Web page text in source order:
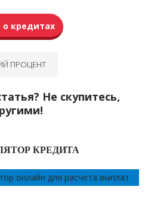
о кредитах
ПРОЦЕНТ
Не скупитесь,
КРЕДИТА